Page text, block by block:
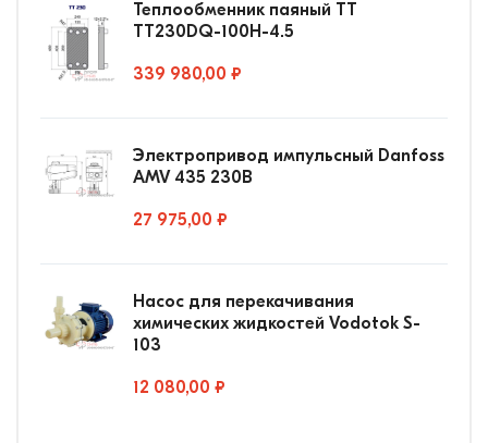
Теплообменник паяный ТТ
ТТ230DQ-100Н-4.5
339 980,00 ₽
Электропривод импульсный Danfoss
AMV 435 230В
27 975,00 ₽
Насос для перекачивания
химических жидкостей Vodotok S-
103
12 080,00 ₽